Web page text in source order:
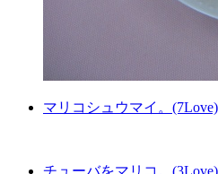
マリコシュウマイ。(7Love)
チューバをマリコ。(3Love)